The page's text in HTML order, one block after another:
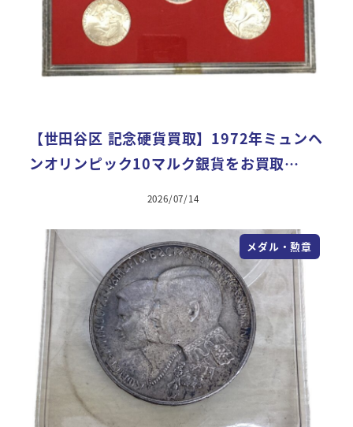
【世田谷区 記念硬貨買取】1972年ミュンヘ
ンオリンピック10マルク銀貨をお買取…
2026/07/14
メダル・勲章